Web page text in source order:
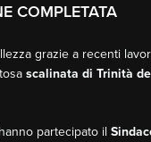
COMPLETATA
grazie a recenti
scalinata di Trinità
partecipato il